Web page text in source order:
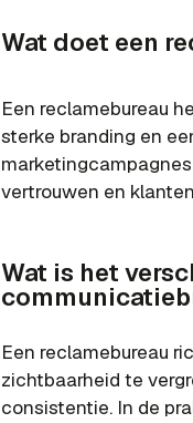
Wat doet een
Een reclamebureau
sterke branding en
vertrouwen en
Wat is het
Een reclamebureau
zichtbaarheid te
consistentie. In de